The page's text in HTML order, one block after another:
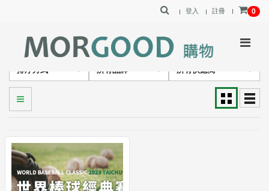
登入 註冊 0
排序方式 所有品牌 所有供應商